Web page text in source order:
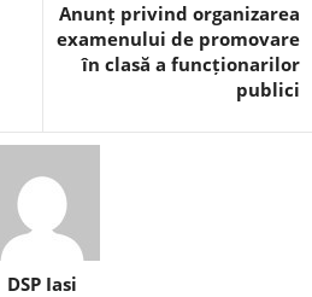
Anunț privind organizarea
examenului de promovare
în clasă a funcționarilor
publici
DSP Iasi